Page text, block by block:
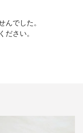
んでした。
ださい。